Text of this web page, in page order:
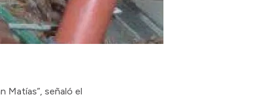
Matías”, señaló el